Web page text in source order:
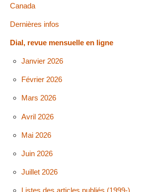
Canada
Dernières infos
Dial, revue mensuelle en ligne
Janvier 2026
Février 2026
Mars 2026
Avril 2026
Mai 2026
Juin 2026
Juillet 2026